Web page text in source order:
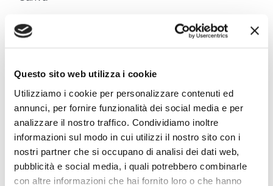
Questo sito web utilizza i cookie
Utilizziamo i cookie per personalizzare contenuti ed
annunci, per fornire funzionalità dei social media e per
analizzare il nostro traffico. Condividiamo inoltre
informazioni sul modo in cui utilizzi il nostro sito con i
nostri partner che si occupano di analisi dei dati web,
pubblicità e social media, i quali potrebbero combinarle
con altre informazioni che hai fornito loro o che hanno
Preferenze dei consumatori
delle bevande alcoliche
diversi fattori. Alcuni consumatori prediligono
prodotti locali e artigianali, mentre altri sono
attratti da marche internazionali ben note. Alcuni
cercano bevande alcoliche leggere, mentre altri
preferiscono prodotti più forti e complessi. I
consumatori sono sempre più attenti alla qualità